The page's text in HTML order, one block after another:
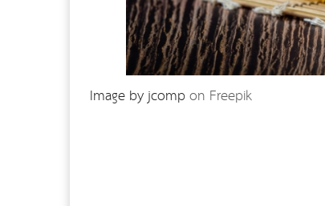
Image by jcompon Freepik